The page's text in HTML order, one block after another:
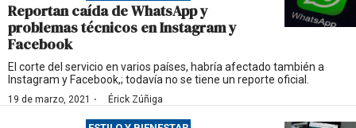
Reportan caída de WhatsApp y
problemas técnicos en Instagram y
Facebook
El corte del servicio en varios países, habría afectado también a
Instagram y Facebook,; todavía no se tiene un reporte oficial.
19 de marzo, 2021 · Érick Zúñiga